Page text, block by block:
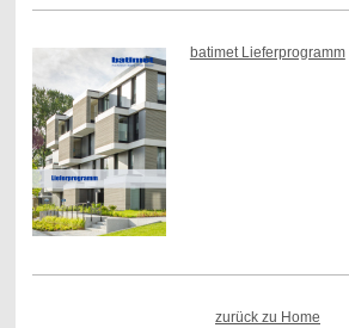
batimet Lieferprogramm
zurück zu Home